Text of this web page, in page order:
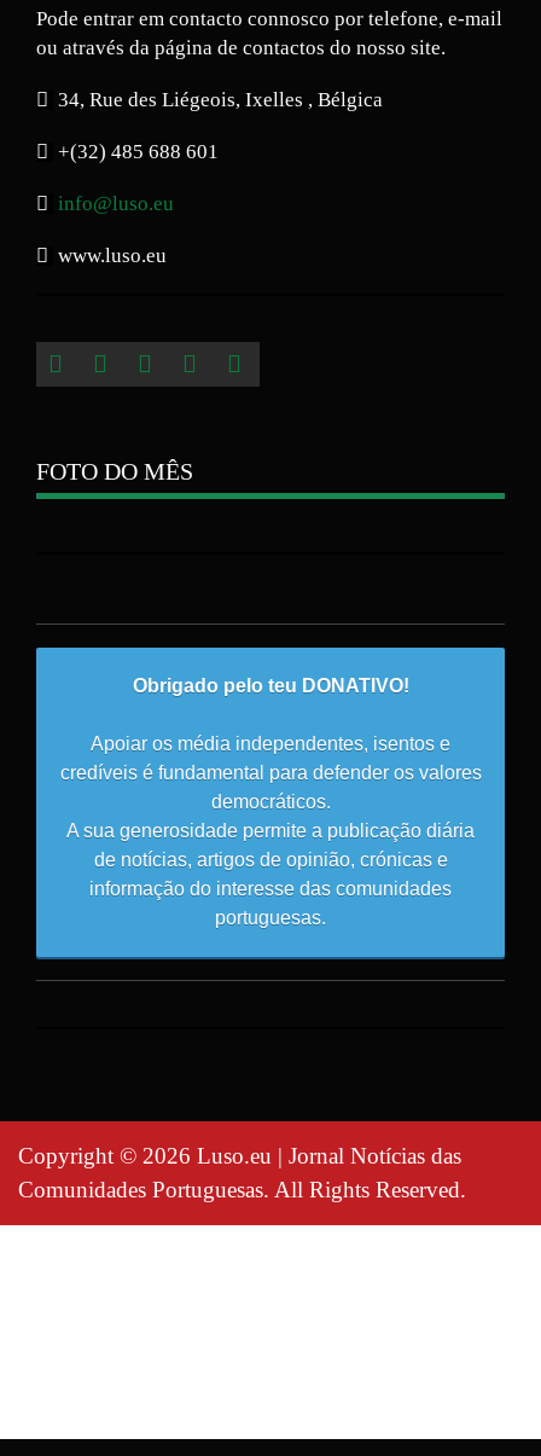
Pode entrar em contacto connosco por telefone, e-mail
ou através da página de contactos do nosso site.
34, Rue des Liégeois, Ixelles , Bélgica
+(32) 485 688 601
info@luso.eu
www.luso.eu
FOTO DO MÊS
Obrigado pelo teu DONATIVO!
Apoiar os média independentes, isentos e
credíveis é fundamental para defender os valores
democráticos.
A sua generosidade permite a publicação diária
de notícias, artigos de opinião, crónicas e
informação do interesse das comunidades
portuguesas.
Copyright © 2026 Luso.eu | Jornal Notícias das
Comunidades Portuguesas. All Rights Reserved.